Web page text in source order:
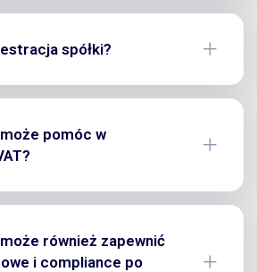
spółki?
pomóc w
również zapewnić
i compliance po